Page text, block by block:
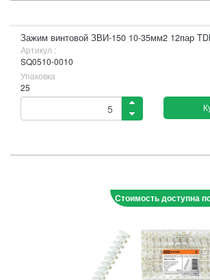
Зажим винтовой ЗВИ-150 10-35мм2 12пар
Артикул :
SQ0510-0010
Упаковка
25
Стоимость доступна